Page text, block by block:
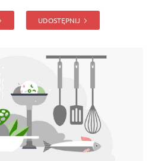
UDOSTĘPNIJ